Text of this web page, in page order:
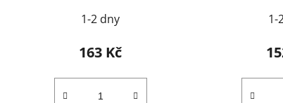
1-2 dny
163 Kč
1-